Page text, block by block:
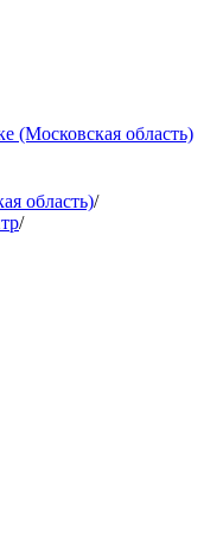
(Московская область)
область)/
/